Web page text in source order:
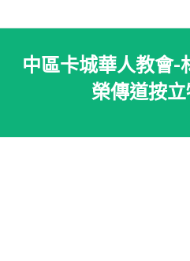
中區卡城華人教會-
榮傳道按